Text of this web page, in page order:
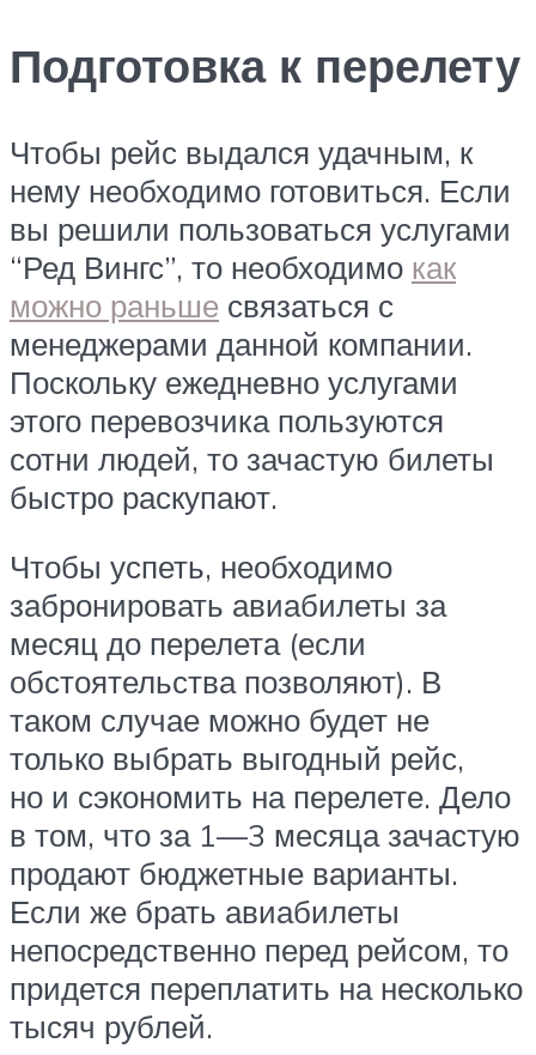
Подготовка к перелету
Чтобы рейс выдался удачным, к
нему необходимо готовиться. Если
вы решили пользоваться услугами
“Ред Вингс”, то необходимо как
можно раньше связаться с
менеджерами данной компании.
Поскольку ежедневно услугами
этого перевозчика пользуются
сотни людей, то зачастую билеты
быстро раскупают.
Чтобы успеть, необходимо
забронировать авиабилеты за
месяц до перелета (если
обстоятельства позволяют). В
таком случае можно будет не
только выбрать выгодный рейс,
но и сэкономить на перелете. Дело
в том, что за 1—3 месяца зачастую
продают бюджетные варианты.
Если же брать авиабилеты
непосредственно перед рейсом, то
придется переплатить на несколько
тысяч рублей.